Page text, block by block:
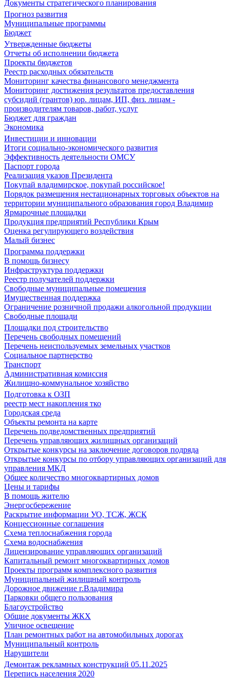
Документы стратегического планирования
Прогноз развития
Муниципальные программы
Бюджет
Утвержденные бюджеты
Отчеты об исполнении бюджета
Проекты бюджетов
Реестр расходных обязательств
Мониторинг качества финансового менеджмента
Мониторинг достижения результатов предоставления
субсидий (грантов) юр. лицам, ИП, физ. лицам -
производителям товаров, работ, услуг
Бюджет для граждан
Экономика
Инвестиции и инновации
Итоги социально-экономического развития
Эффективность деятельности ОМСУ
Паспорт города
Реализация указов Президента
Покупай владимирское, покупай российское!
Порядок размещения нестационарных торговых объектов на
территории муниципального образования город Владимир
Ярмарочные площадки
Продукция предприятий Республики Крым
Оценка регулирующего воздействия
Малый бизнес
Программа поддержки
В помощь бизнесу
Инфраструктура поддержки
Реестр получателей поддержки
Свободные муниципальные помещения
Имущественная поддержка
Ограничение розничной продажи алкогольной продукции
Свободные площади
Площадки под строительство
Перечень свободных помещений
Перечень неиспользуемых земельных участков
Социальное партнерство
Транспорт
Административная комиссия
Жилищно-коммунальное хозяйство
Подготовка к ОЗП
реестр мест накопления тко
Городская среда
Объекты ремонта на карте
Перечень подведомственных предприятий
Перечень управляющих жилищных организаций
Открытые конкурсы на заключение договоров подряда
Открытые конкурсы по отбору управляющих организаций для
управления МКД
Общее количество многоквартирных домов
Цены и тарифы
В помощь жителю
Энергосбережение
Раскрытие информации УО, ТСЖ, ЖСК
Концессионные соглашения
Схема теплоснабжения города
Схема водоснабжения
Лицензирование управляющих организаций
Капитальный ремонт многоквартирных домов
Проекты программ комплексного развития
Муниципальный жилищный контроль
Дорожное движение г.Владимира
Парковки общего пользования
Благоустройство
Общие документы ЖКХ
Уличное освещение
План ремонтных работ на автомобильных дорогах
Муниципальный контроль
Нарушители
Демонтаж рекламных конструкций 05.11.2025
Перепись населения 2020